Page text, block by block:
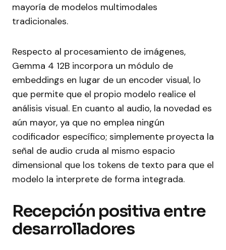
mayoría de modelos multimodales
tradicionales.
Respecto al procesamiento de imágenes,
Gemma 4 12B incorpora un módulo de
embeddings en lugar de un encoder visual, lo
que permite que el propio modelo realice el
análisis visual. En cuanto al audio, la novedad es
aún mayor, ya que no emplea ningún
codificador específico; simplemente proyecta la
señal de audio cruda al mismo espacio
dimensional que los tokens de texto para que el
modelo la interprete de forma integrada.
Recepción positiva entre
desarrolladores